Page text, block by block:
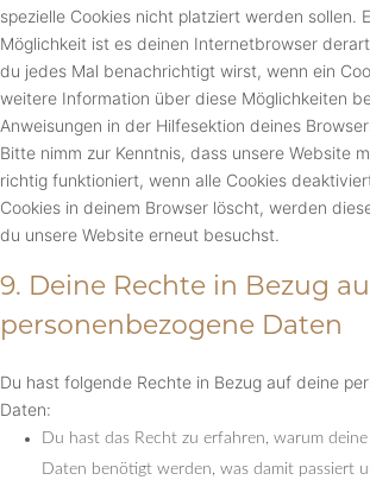
spezielle Cookies nicht platziert werden sollen.
Möglichkeit ist es deinen Internetbrowser
du jedes Mal benachrichtigt wirst, wenn ein
weitere Information über diese Möglichkeiten
Anweisungen in der Hilfesektion deines
Bitte nimm zur Kenntnis, dass unsere Website
richtig funktioniert, wenn alle Cookies
Cookies in deinem Browser löscht, werden
du unsere Website erneut besuchst.
9. Deine Rechte in Bezug
personenbezogene Daten
Du hast folgende Rechte in Bezug auf deine
Daten:
Du hast das Recht zu erfahren, warum
Daten benötigt werden, was damit passiert